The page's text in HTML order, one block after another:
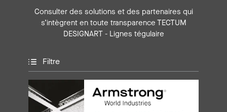
Consulter des solutions et des partenaires qui
s’intègrent en toute transparence TECTUM
DESIGNART - Lignes tégulaire
Filtre